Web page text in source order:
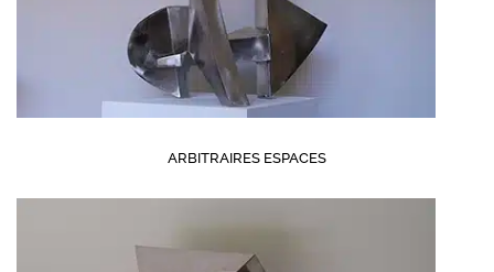
ARBITRAIRES ESPACES